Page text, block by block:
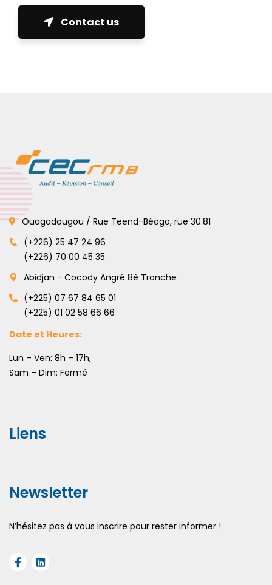
Contact us
Ouagadougou / Rue Teend-Béogo, rue 30.81
(+226) 25 47 24 96
(+226) 70 00 45 35
Abidjan - Cocody Angré 8è Tranche
(+225) 07 67 84 65 01
(+225) 01 02 58 66 66
Date et Heures:
Lun – Ven: 8h – 17h,
Sam – Dim: Fermé
Liens
Newsletter
N’hésitez pas à vous inscrire pour rester informer !